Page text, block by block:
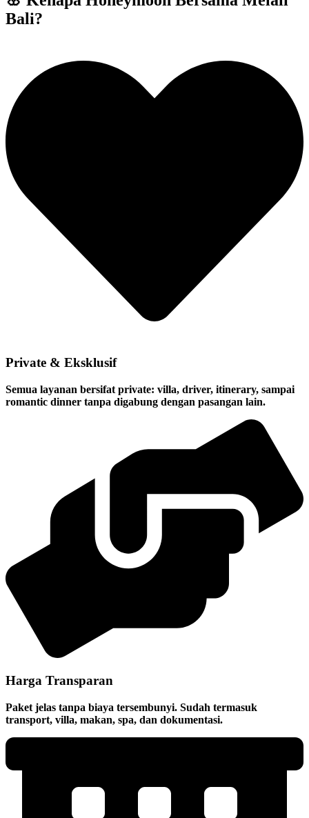
Bali?
Private & Eksklusif
Semua layanan bersifat private: villa, driver, itinerary, sampai
romantic dinner tanpa digabung dengan pasangan lain.
Harga Transparan
Paket jelas tanpa biaya tersembunyi. Sudah termasuk
transport, villa, makan, spa, dan dokumentasi.